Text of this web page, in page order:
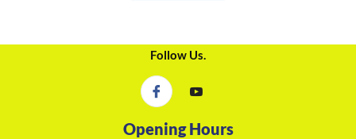
Follow Us.
Opening Hours